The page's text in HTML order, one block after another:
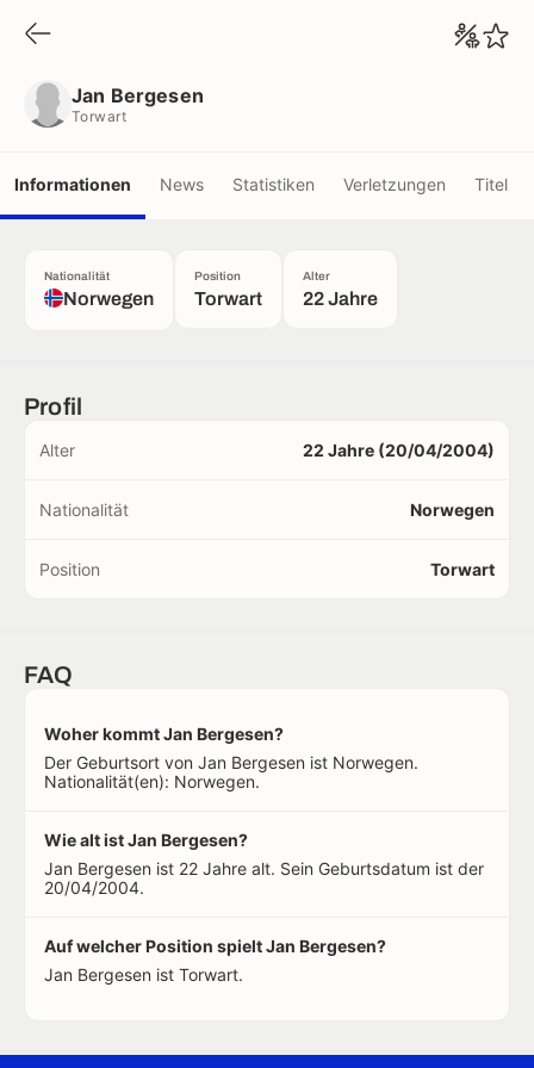
Jan Bergesen
Torwart
Informationen News Statistiken Verletzungen Titel
Nationalität
Norwegen
Position
Torwart
Alter
22 Jahre
Profil
Alter 22 Jahre (20/04/2004)
Nationalität Norwegen
Position Torwart
FAQ
Woher kommt Jan Bergesen?
Der Geburtsort von Jan Bergesen ist Norwegen.
Nationalität(en): Norwegen.
Wie alt ist Jan Bergesen?
Jan Bergesen ist 22 Jahre alt. Sein Geburtsdatum ist der
20/04/2004.
Auf welcher Position spielt Jan Bergesen?
Jan Bergesen ist Torwart.